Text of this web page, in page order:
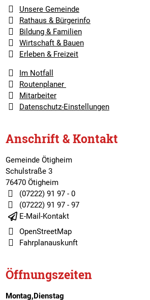
Unsere Gemeinde
Rathaus & Bürgerinfo
Bildung & Familien
Wirtschaft & Bauen
Erleben & Freizeit
Im Notfall
Routenplaner
Mitarbeiter
Datenschutz-Einstellungen
Anschrift & Kontakt
Gemeinde Ötigheim
Schulstraße 3
76470 Ötigheim
(07222) 91 97 - 0
(07222) 91 97 - 97
E-Mail-Kontakt
OpenStreetMap
Fahrplanauskunft
Öffnungszeiten
Montag,Dienstag